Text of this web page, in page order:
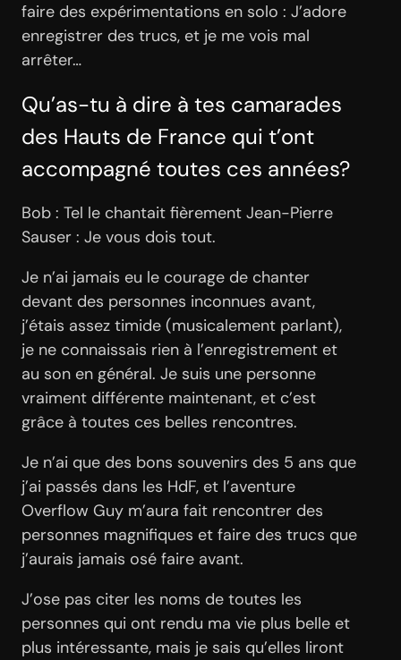
faire des expérimentations en solo : J’adore
enregistrer des trucs, et je me vois mal
arrêter…
Qu’as-tu à dire à tes camarades
des Hauts de France qui t’ont
accompagné toutes ces années?
Bob : Tel le chantait fièrement Jean-Pierre
Sauser : Je vous dois tout.
Je n’ai jamais eu le courage de chanter
devant des personnes inconnues avant,
j’étais assez timide (musicalement parlant),
je ne connaissais rien à l’enregistrement et
au son en général. Je suis une personne
vraiment différente maintenant, et c’est
grâce à toutes ces belles rencontres.
Je n’ai que des bons souvenirs des 5 ans que
j’ai passés dans les HdF, et l’aventure
Overflow Guy m’aura fait rencontrer des
personnes magnifiques et faire des trucs que
j’aurais jamais osé faire avant.
J’ose pas citer les noms de toutes les
personnes qui ont rendu ma vie plus belle et
plus intéressante, mais je sais qu’elles liront